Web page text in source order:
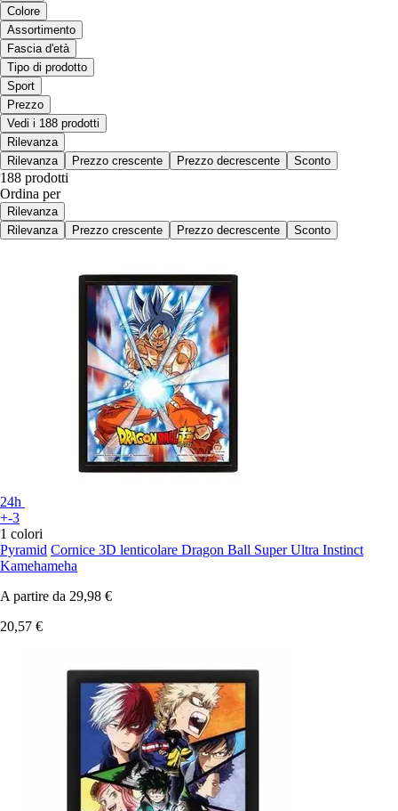
Colore
Assortimento
Fascia d'età
Tipo di prodotto
Sport
Prezzo
Vedi i 188 prodotti
Rilevanza
Rilevanza
Prezzo crescente Prezzo decrescente Sconto
188 prodotti
Ordina per
Rilevanza
Rilevanza
Prezzo crescente Prezzo decrescente Sconto
24h
+-3
1 colori
Pyramid Cornice 3D lenticolare Dragon Ball Super Ultra Instinct
Kamehameha
A partire da 29,98 €
20,57 €